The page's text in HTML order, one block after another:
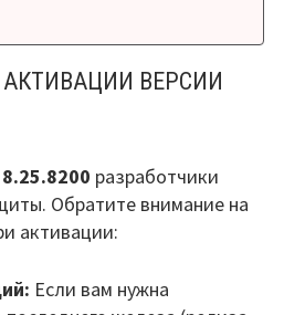
ВЕРСИИ
8.25.8200 разработчики
Обратите внимание на
активации:
Если вам нужна